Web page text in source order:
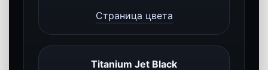
1 TB
Максимальный объём для тех, кто